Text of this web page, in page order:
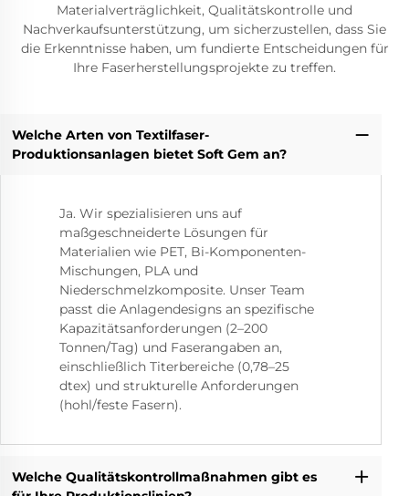
Materialverträglichkeit, Qualitätskontrolle und
Nachverkaufsunterstützung, um sicherzustellen, dass Sie
die Erkenntnisse haben, um fundierte Entscheidungen für
Ihre Faserherstellungsprojekte zu treffen.
Welche Arten von Textilfaser-
Produktionsanlagen bietet Soft Gem an?
Ja. Wir spezialisieren uns auf
maßgeschneiderte Lösungen für
Materialien wie PET, Bi-Komponenten-
Mischungen, PLA und
Niederschmelzkomposite. Unser Team
passt die Anlagendesigns an spezifische
Kapazitätsanforderungen (2–200
Tonnen/Tag) und Faserangaben an,
einschließlich Titerbereiche (0,78–25
dtex) und strukturelle Anforderungen
(hohl/feste Fasern).
Welche Qualitätskontrollmaßnahmen gibt es